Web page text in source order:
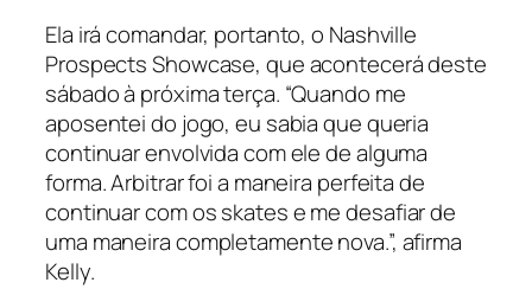
Ela irá comandar, portanto, o Nashville
Prospects Showcase, que acontecerá deste
sábado à próxima terça. “Quando me
aposentei do jogo, eu sabia que queria
continuar envolvida com ele de alguma
forma. Arbitrar foi a maneira perfeita de
continuar com osskatese me desafiar de
uma maneira completamente nova.”, afirma
Kelly.